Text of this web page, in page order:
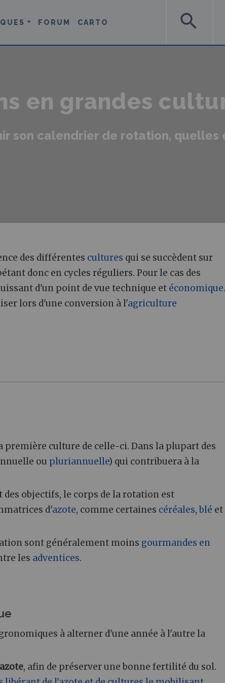
FORUM CARTO search
en grandes
son calendrier de rotation, quelles
des différentes cultures qui se succèdent sur
donc en cycles réguliers. Pour le cas des
d'un point de vue technique et économique.
lors d'une conversion à l'agriculture
culture de celle-ci. Dans la plupart des
ou pluriannuelle) qui contribuera à la
objectifs, le corps de la rotation est
d'azote, comme certaines céréales,blé et
sont généralement moins gourmandes en
les adventices.
à alterner d'une année à l'autre la
, afin de préserver une bonne fertilité du sol.